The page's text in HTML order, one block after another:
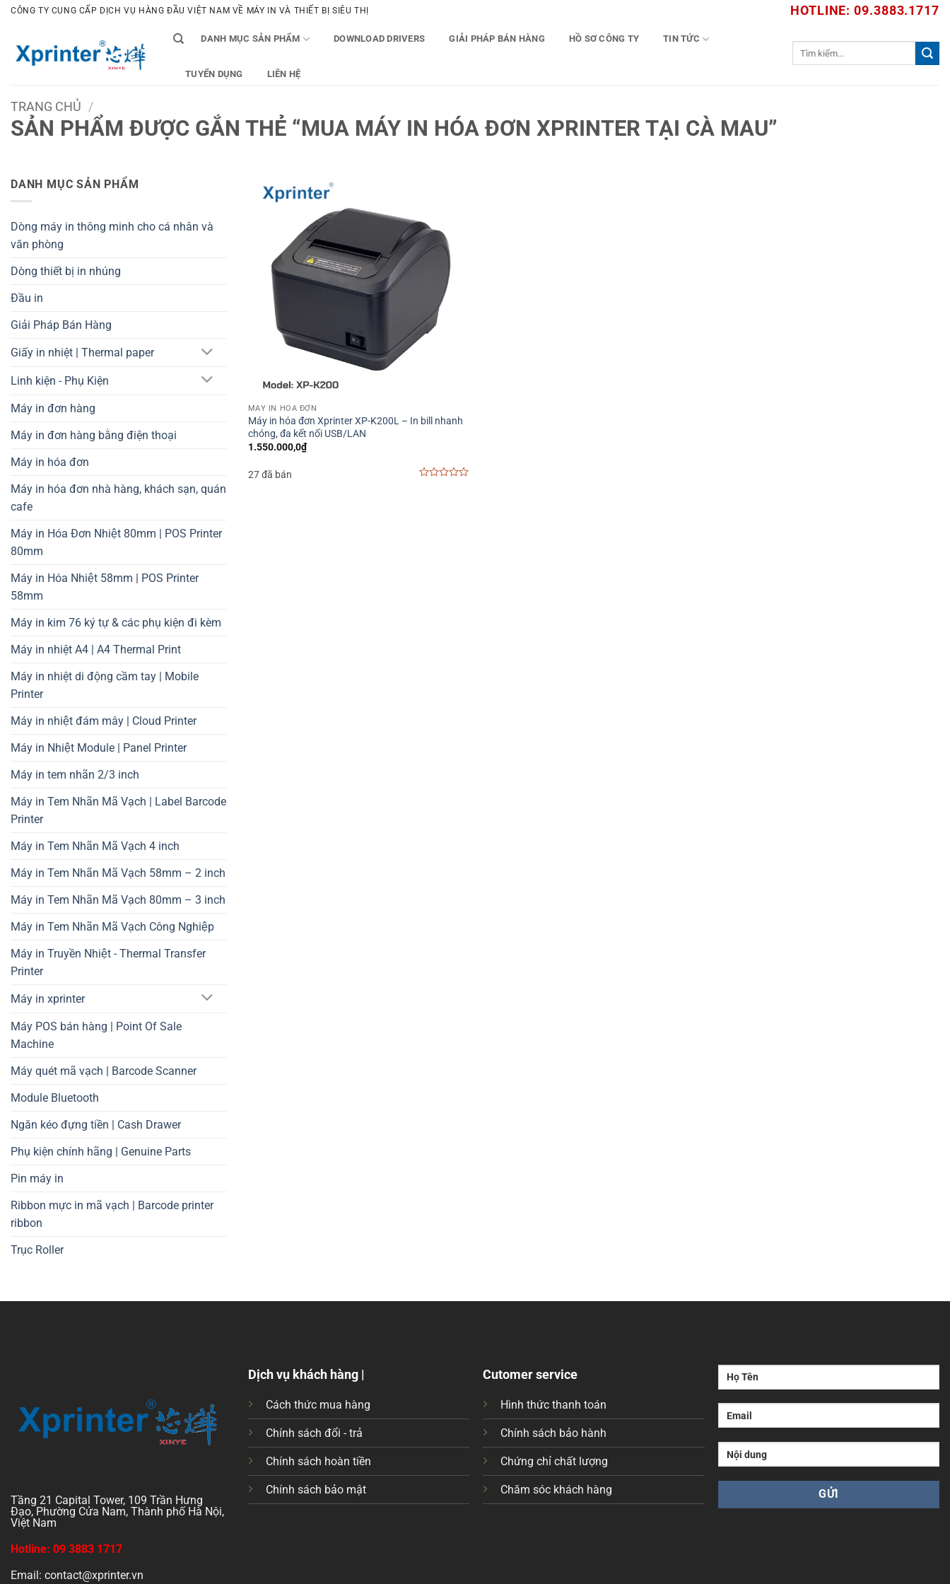
Bỏ
dung
CÔNG TY CUNG CẤP DỊCH VỤ HÀNG ĐẦU VIỆT NAM VỀ MÁY IN VÀ THIẾT BỊ SIÊU THỊ HOTLINE: 09.3883.1717
DANH MỤC SẢN PHẨM DOWNLOAD DRIVERS GIẢI PHÁP BÁN HÀNG HỒ SƠ CÔNG TY TIN TỨC
TUYỂN DỤNG LIÊN HỆ
TRANG CHỦ /
SẢN PHẨM ĐƯỢC GẮN THẺ “MUA MÁY IN HÓA ĐƠN XPRINTER TẠI CÀ MAU”
DANH MỤC SẢN PHẨM
Dòng máy in thông minh cho cá nhân và
văn phòng
Dòng thiết bị in nhúng
Đầu in
Giải Pháp Bán Hàng
Giấy in nhiệt | Thermal paper
Linh kiện - Phụ Kiện
Máy in đơn hàng
Máy in đơn hàng bằng điện thoại
Máy in hóa đơn
Máy in hóa đơn nhà hàng, khách sạn, quán
cafe
Máy in Hóa Đơn Nhiệt 80mm | POS Printer
80mm
Máy in Hóa Nhiệt 58mm | POS Printer
58mm
Máy in kim 76 ký tự & các phụ kiện đi kèm
Máy in nhiệt A4 | A4 Thermal Print
Máy in nhiệt di động cầm tay | Mobile
Printer
Máy in nhiệt đám mây | Cloud Printer
Máy in Nhiệt Module | Panel Printer
Máy in tem nhãn 2/3 inch
Máy in Tem Nhãn Mã Vạch | Label Barcode
Printer
Máy in Tem Nhãn Mã Vạch 4 inch
Máy in Tem Nhãn Mã Vạch 58mm – 2 inch
Máy in Tem Nhãn Mã Vạch 80mm – 3 inch
Máy in Tem Nhãn Mã Vạch Công Nghiệp
Máy in Truyền Nhiệt - Thermal Transfer
Printer
Máy in xprinter
Máy POS bán hàng | Point Of Sale
Machine
Máy quét mã vạch | Barcode Scanner
Module Bluetooth
Ngăn kéo đựng tiền | Cash Drawer
Phụ kiện chính hãng | Genuine Parts
Pin máy in
Ribbon mực in mã vạch | Barcode printer
ribbon
Trục Roller
MÁY IN HÓA ĐƠN
Máy in hóa đơn Xprinter XP-K200L – In bill nhanh
chóng, đa kết nối USB/LAN
1.550.000,0₫
27 đã bán
Tầng 21 Capital Tower, 109 Trần Hưng
Đạo, Phường Cửa Nam, Thành phố Hà Nội,
Việt Nam
Hotline: 09 3883 1717
Email: contact@xprinter.vn
Dịch vụ khách hàng |
Cách thức mua hàng
Chính sách đổi - trả
Chính sách hoàn tiền
Chính sách bảo mật
Cutomer service
Hình thức thanh toán
Chính sách bảo hành
Chứng chỉ chất lượng
Chăm sóc khách hàng